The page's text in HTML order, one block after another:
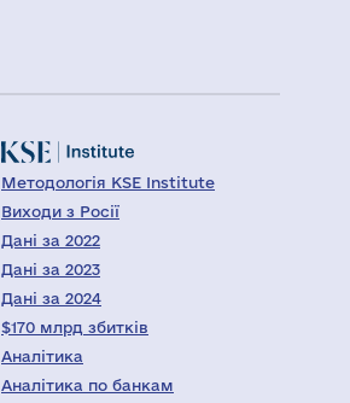
Методологія KSE Institute
Виходи з Росії
Дані за 2022
Дані за 2023
Дані за 2024
$170 млрд збитків
Аналітика
Аналітика по банкам